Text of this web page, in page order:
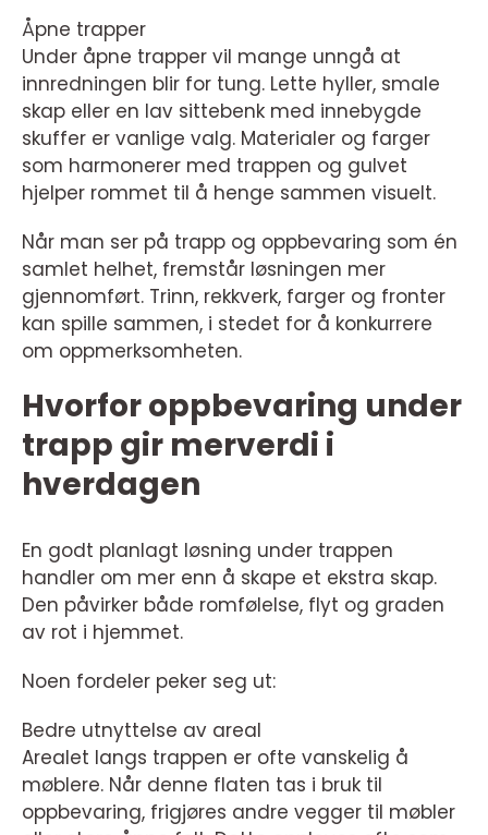
Åpne trapper
Under åpne trapper vil mange unngå at
innredningen blir for tung. Lette hyller, smale
skap eller en lav sittebenk med innebygde
skuffer er vanlige valg. Materialer og farger
som harmonerer med trappen og gulvet
hjelper rommet til å henge sammen visuelt.
Når man ser på trapp og oppbevaring som én
samlet helhet, fremstår løsningen mer
gjennomført. Trinn, rekkverk, farger og fronter
kan spille sammen, i stedet for å konkurrere
om oppmerksomheten.
Hvorfor oppbevaring under
trapp gir merverdi i
hverdagen
En godt planlagt løsning under trappen
handler om mer enn å skape et ekstra skap.
Den påvirker både romfølelse, flyt og graden
av rot i hjemmet.
Noen fordeler peker seg ut:
Bedre utnyttelse av areal
Arealet langs trappen er ofte vanskelig å
møblere. Når denne flaten tas i bruk til
oppbevaring, frigjøres andre vegger til møbler